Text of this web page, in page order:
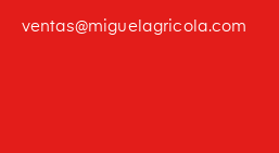
ventas@miguelagricola.com